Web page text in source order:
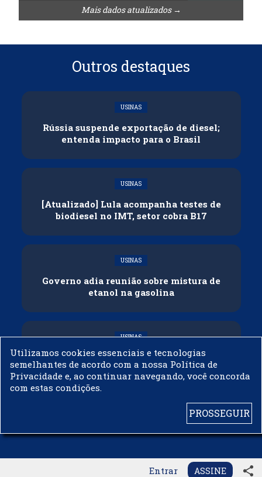
Entrar ASSINE share
Mais dados atualizados →
Outros destaques
USINAS
Rússia suspende exportação de diesel;
entenda impacto para o Brasil
USINAS
[Atualizado] Lula acompanha testes de
biodiesel no IMT, setor cobra B17
USINAS
Governo adia reunião sobre mistura de
etanol na gasolina
USINAS
CNPE veda importação de biodiesel
Utilizamos cookies essenciais e tecnologias
semelhantes de acordo com a nossa Política de
Privacidade e, ao continuar navegando, você concorda
com estas condições.
PROSSEGUIR